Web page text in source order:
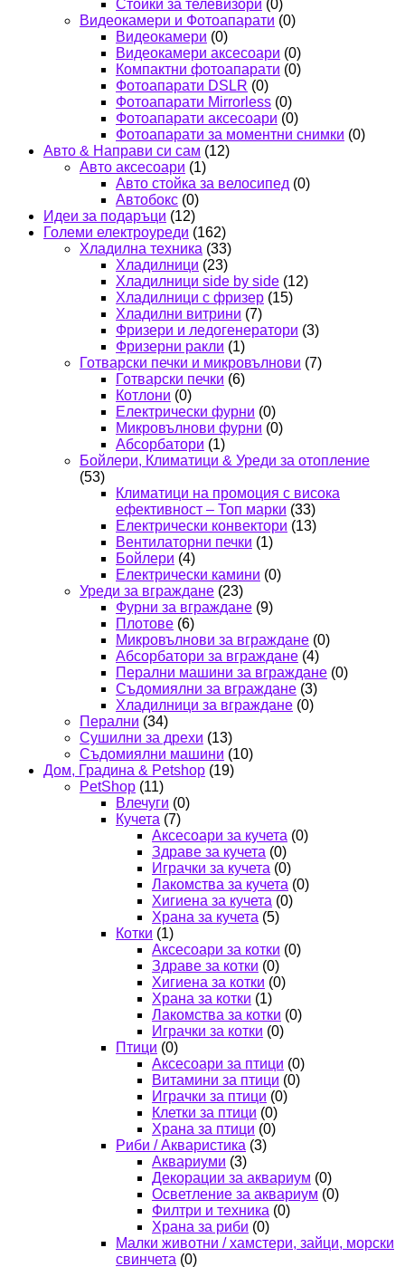
Стойки за телевизори (0)
Видеокамери и Фотоапарати (0)
Видеокамери (0)
Видеокамери аксесоари (0)
Компактни фотоапарати (0)
Фотоапарати DSLR (0)
Фотоапарати Mirrorless (0)
Фотоапарати аксесоари (0)
Фотоапарати за моментни снимки (0)
Авто & Направи си сам (12)
Авто аксесоари (1)
Авто стойка за велосипед (0)
Автобокс (0)
Идеи за подаръци (12)
Големи електроуреди (162)
Хладилна техника (33)
Хладилници (23)
Хладилници side by side (12)
Хладилници с фризер (15)
Хладилни витрини (7)
Фризери и ледогенератори (3)
Фризерни ракли (1)
Готварски печки и микровълнови (7)
Готварски печки (6)
Котлони (0)
Електрически фурни (0)
Микровълнови фурни (0)
Абсорбатори (1)
Бойлери, Климатици & Уреди за отопление
(53)
Климатици на промоция с висока
ефективност – Топ марки (33)
Електрически конвектори (13)
Вентилаторни печки (1)
Бойлери (4)
Електрически камини (0)
Уреди за вграждане (23)
Фурни за вграждане (9)
Плотове (6)
Микровълнови за вграждане (0)
Абсорбатори за вграждане (4)
Перални машини за вграждане (0)
Съдомиялни за вграждане (3)
Хладилници за вграждане (0)
Перални (34)
Сушилни за дрехи (13)
Съдомиялни машини (10)
Дом, Градина & Petshop (19)
PetShop (11)
Влечуги (0)
Кучета (7)
Аксесоари за кучета (0)
Здраве за кучета (0)
Играчки за кучета (0)
Лакомства за кучета (0)
Хигиена за кучета (0)
Храна за кучета (5)
Котки (1)
Аксесоари за котки (0)
Здраве за котки (0)
Хигиена за котки (0)
Храна за котки (1)
Лакомства за котки (0)
Играчки за котки (0)
Птици (0)
Аксесоари за птици (0)
Витамини за птици (0)
Играчки за птици (0)
Клетки за птици (0)
Храна за птици (0)
Риби / Акваристика (3)
Аквариуми (3)
Декорации за аквариум (0)
Осветление за аквариум (0)
Филтри и техника (0)
Храна за риби (0)
Малки животни / хамстери, зайци, морски
свинчета (0)